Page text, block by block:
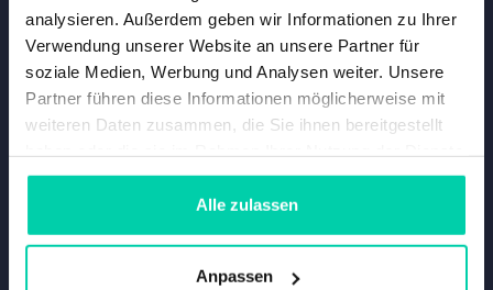
analysieren. Außerdem geben wir Informationen zu Ihrer
Verwendung unserer Website an unsere Partner für
soziale Medien, Werbung und Analysen weiter. Unsere
Partner führen diese Informationen möglicherweise mit
weiteren Daten zusammen, die Sie ihnen bereitgestellt
gesammelt haben.
Alle zulassen
Anpassen
BMW M2 COMPETITION COUPÉ F87